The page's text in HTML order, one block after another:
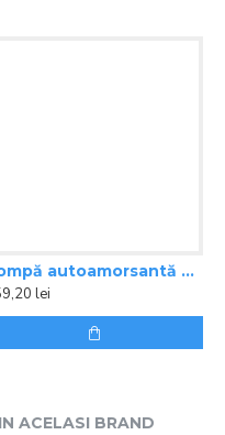
Pompă autoamorsantă Future Jet JSW m1 AX Pedrollo 3 mc/oră
lei
ACELASI BRAND